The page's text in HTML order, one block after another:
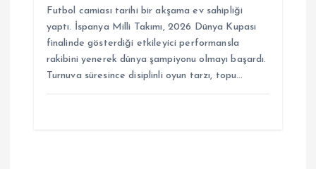
Futbol camiası tarihi bir akşama ev sahipliği
yaptı. İspanya Milli Takımı, 2026 Dünya Kupası
finalinde gösterdiği etkileyici performansla
rakibini yenerek dünya şampiyonu olmayı başardı.
Turnuva süresince disiplinli oyun tarzı, topu…